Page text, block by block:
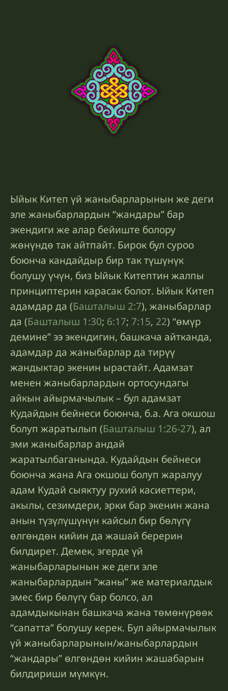
Ыйык Китеп үй жаныбарларынын же деги
эле жаныбарлардын “жандары” бар
экендиги же алар бейиште болору
жөнүндө так айтпайт. Бирок бул суроо
боюнча кандайдыр бир так түшүнүк
болушу үчүн, биз Ыйык Китептин жалпы
принциптерин карасак болот. Ыйык Китеп
адамдар да (Башталыш 2:7), жаныбарлар
да (Башталыш 1:30; 6:17; 7:15, 22) “өмүр
демине” ээ экендигин, башкача айтканда,
адамдар да жаныбарлар да тирүү
жандыктар экенин ырастайт. Адамзат
менен жаныбарлардын ортосундагы
айкын айырмачылык – бул адамзат
Кудайдын бейнеси боюнча, б.а. Ага окшош
болуп жаратылып (Башталыш 1:26-27), ал
эми жаныбарлар андай
жаратылбаганында. Кудайдын бейнеси
боюнча жана Ага окшош болуп жаралуу
адам Кудай сыяктуу рухий касиеттери,
акылы, сезимдери, эрки бар экенин жана
анын түзүлүшүнүн кайсыл бир бөлүгү
өлгөндөн кийин да жашай берерин
билдирет. Демек, эгерде үй
жаныбарларынын же деги эле
жаныбарлардын “жаны” же материалдык
эмес бир бөлүгү бар болсо, ал
адамдыкынан башкача жана төмөнүрөөк
“сапатта” болушу керек. Бул айырмачылык
үй жаныбарларынын/жаныбарлардын
“жандары” өлгөндөн кийин жашабарын
билдириши мүмкүн.